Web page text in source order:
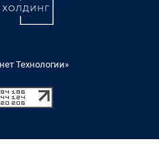
Технологии»